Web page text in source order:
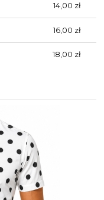
14,00 zł
16,00 zł
18,00 zł